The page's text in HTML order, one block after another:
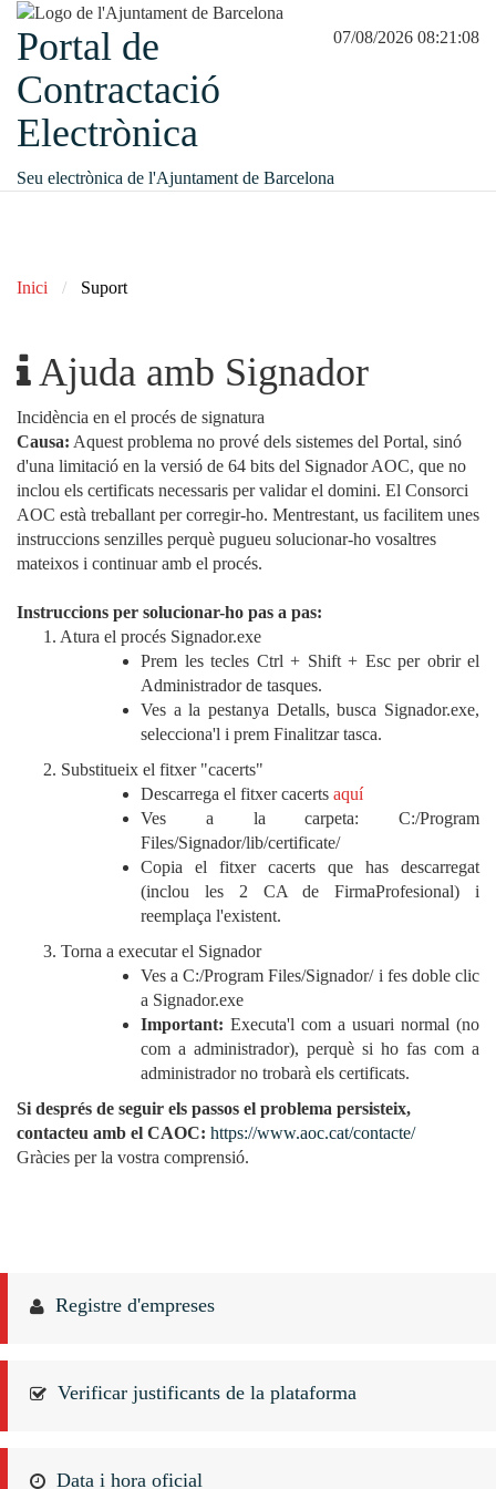
07/08/2026 08:21:08
Portal de
Contractació
Electrònica
Seu electrònica de l'Ajuntament de Barcelona
Inici Suport
Ajuda amb Signador
Incidència en el procés de signatura
Causa: Aquest problema no prové dels sistemes del Portal, sinó
d'una limitació en la versió de 64 bits del Signador AOC, que no
inclou els certificats necessaris per validar el domini. El Consorci
AOC està treballant per corregir-ho. Mentrestant, us facilitem unes
instruccions senzilles perquè pugueu solucionar-ho vosaltres
mateixos i continuar amb el procés.
Instruccions per solucionar-ho pas a pas:
1. Atura el procés Signador.exe
Prem les tecles Ctrl + Shift + Esc per obrir el
Administrador de tasques.
Ves a la pestanya Detalls, busca Signador.exe,
selecciona'l i prem Finalitzar tasca.
2. Substitueix el fitxer "cacerts"
Descarrega el fitxer cacerts aquí
Ves a la carpeta: C:/Program
Files/Signador/lib/certificate/
Copia el fitxer cacerts que has descarregat
(inclou les 2 CA de FirmaProfesional) i
reemplaça l'existent.
3. Torna a executar el Signador
Ves a C:/Program Files/Signador/ i fes doble clic
a Signador.exe
Important: Executa'l com a usuari normal (no
com a administrador), perquè si ho fas com a
administrador no trobarà els certificats.
Si després de seguir els passos el problema persisteix,
contacteu amb el CAOC: https://www.aoc.cat/contacte/
Gràcies per la vostra comprensió.
Registre d'empreses
Verificar justificants de la plataforma
Data i hora oficial